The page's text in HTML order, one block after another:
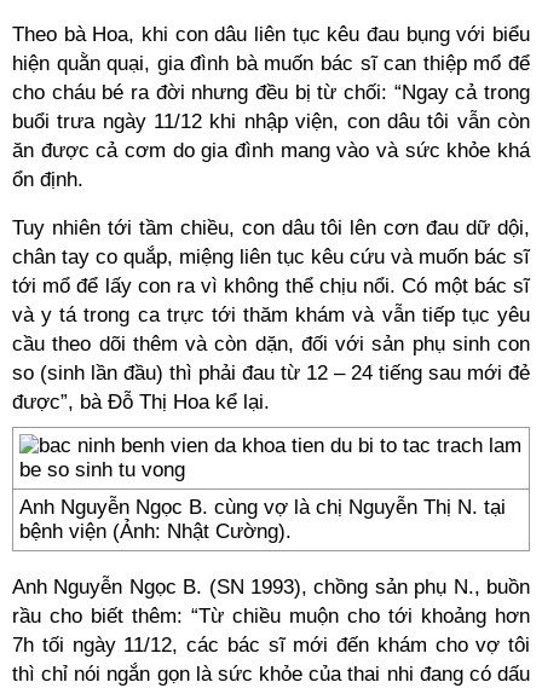
Theo bà Hoa, khi con dâu liên tục kêu đau bụng với biểu
hiện quằn quại, gia đình bà muốn bác sĩ can thiệp mổ để
cho cháu bé ra đời nhưng đều bị từ chối: “Ngay cả trong
buổi trưa ngày 11/12 khi nhập viện, con dâu tôi vẫn còn
ăn được cả cơm do gia đình mang vào và sức khỏe khá
ổn định.
Tuy nhiên tới tầm chiều, con dâu tôi lên cơn đau dữ dội,
chân tay co quắp, miệng liên tục kêu cứu và muốn bác sĩ
tới mổ để lấy con ra vì không thể chịu nổi. Có một bác sĩ
và y tá trong ca trực tới thăm khám và vẫn tiếp tục yêu
cầu theo dõi thêm và còn dặn, đối với sản phụ sinh con
so (sinh lần đầu) thì phải đau từ 12 – 24 tiếng sau mới đẻ
được”, bà Đỗ Thị Hoa kể lại.
Anh Nguyễn Ngọc B. cùng vợ là chị Nguyễn Thị N. tại
bệnh viện (Ảnh: Nhật Cường).
Anh Nguyễn Ngọc B. (SN 1993), chồng sản phụ N., buồn
rầu cho biết thêm: “Từ chiều muộn cho tới khoảng hơn
7h tối ngày 11/12, các bác sĩ mới đến khám cho vợ tôi
thì chỉ nói ngắn gọn là sức khỏe của thai nhi đang có dấu